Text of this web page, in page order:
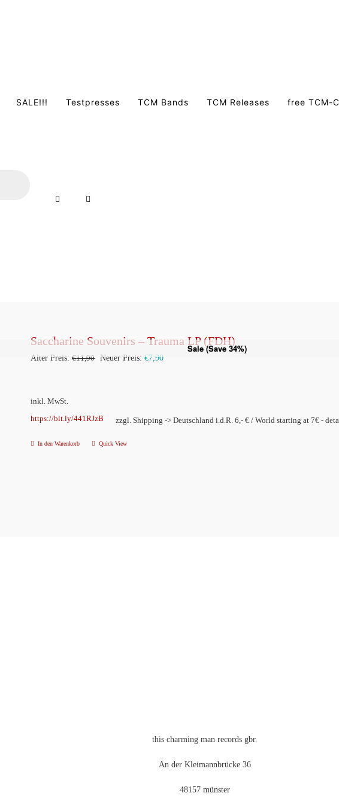
SALE!!! Testpresses TCM Bands TCM Releases free TCM-
Sale (Save 34%)
Saccharine Souvenirs – Trauma LP (FDH)
Alter Preis: €11,90
Ursprünglicher
Neuer Preis: €7,90Aktueller
inkl. MwSt.
zzgl. Shipping -> Deutschland i.d.R. 6,- € / World starting at 7€ -
https://bit.ly/441RJzB
In den Warenkorb Quick View
this charming man records gbr.
An der Kleimannbrücke 36
48157 münster